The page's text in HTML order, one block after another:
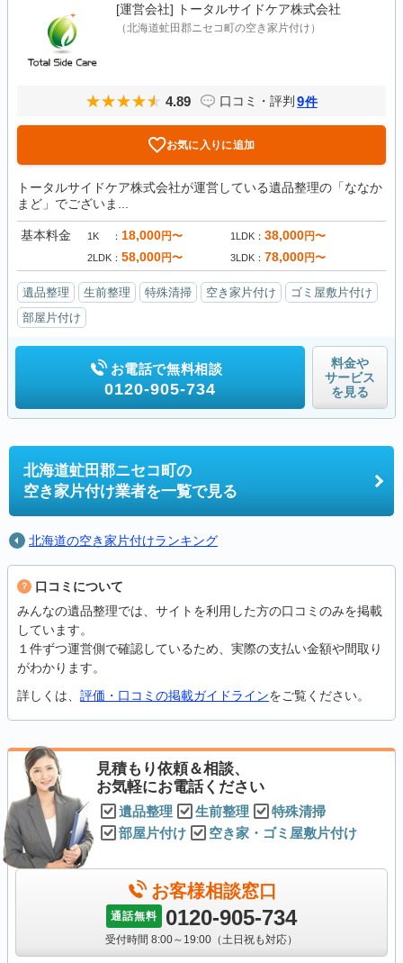
[運営会社] トータルサイドケア株式会社
（北海道虻田郡ニセコ町の空き家片付け）
4.89 口コミ・評判 9件
お気に入りに追加
トータルサイドケア株式会社が運営している遺品整理の「ななか
まど」でございま...
基本料金 1K 18,000円〜 1LDK 38,000円〜
2LDK 58,000円〜 3LDK 78,000円〜
遺品整理 生前整理 特殊清掃 空き家片付け
ゴミ屋敷片付け
部屋片付け
お電話で無料相談
0120-905-734
料金や
サービス
を見る
北海道虻田郡ニセコ町の
空き家片付け業者を一覧で見る
北海道の空き家片付けランキング
口コミについて
みんなの遺品整理では、サイトを利用した方の口コミのみを掲載
しています。
１件ずつ運営側で確認しているため、実際の支払い金額や間取り
がわかります。
詳しくは、 評価・口コミの掲載ガイドラインをご覧ください。
見積もり依頼＆相談、
お気軽にお電話ください
遺品整理 生前整理
特殊清掃
部屋片付け
空き家・ゴミ屋敷片付け
お客様相談窓口
通話無料 0120-905-734
受付時間 8:00～19:00（土日祝も対応）